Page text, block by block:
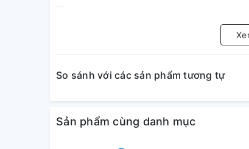
Công suất lọc mạnh mẽ
dụng
Với công suất lọc lên đến 20 lít/giờ, máy lọc
nổi bật giúp máy phù hợp với các hộ gia đình
So sánh với các sản phẩm tương tự
Sản phẩm cùng danh mục